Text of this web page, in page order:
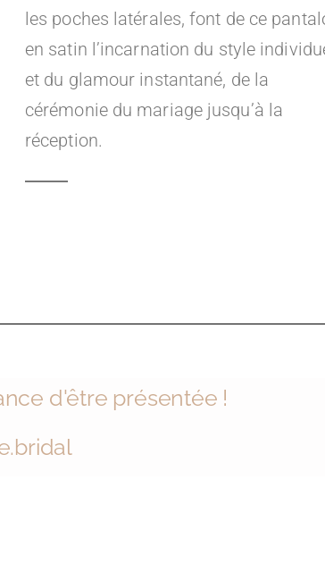
les poches latérales, font de ce
en satin l’incarnation du style
et du glamour instantané, de la
cérémonie du mariage jusqu’à la
réception.
d'être présentée !